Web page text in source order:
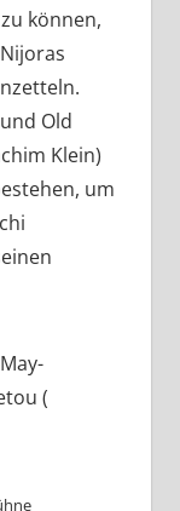
können,
Old
Klein)
um